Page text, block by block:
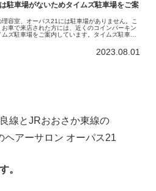
駐車場がないためタイムズ駐車場をご案
理容室、オーパス21には駐車場がありません。こ
お車で来店された方には、近くのコインパーキン
ムズ駐車場をご案内しています。タイムズ駐車場
2023.08.01
線とJRおおさか東線の
ヘアーサロン オーパス21
。